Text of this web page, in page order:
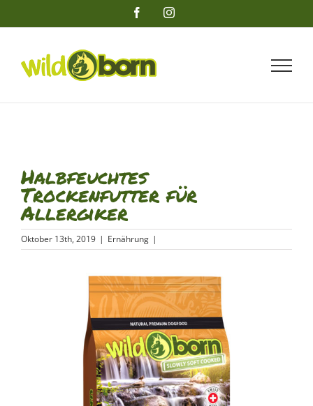
FacebookInstagram
Halbfeuchtes
Trockenfutter für
Allergiker
Oktober 13th, 2019 | Ernährung |